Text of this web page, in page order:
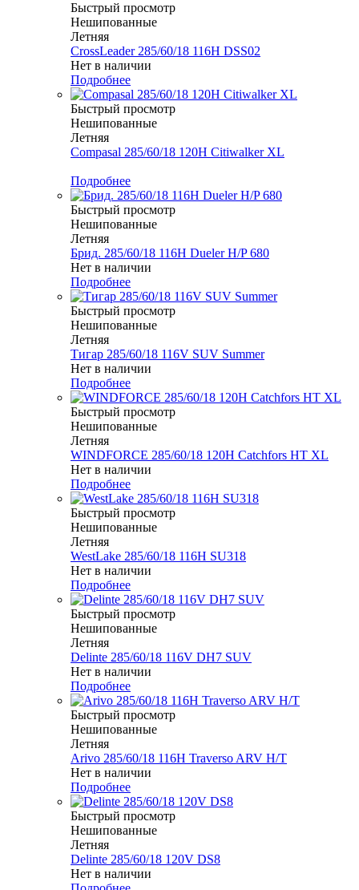
Быстрый просмотр
Нешипованные
Летняя
CrossLeader 285/60/18 116H DSS02
Нет в наличии
Подробнее
Быстрый просмотр
Нешипованные
Летняя
Compasal 285/60/18 120H Citiwalker XL
Подробнее
Быстрый просмотр
Нешипованные
Летняя
Брид. 285/60/18 116H Dueler H/P 680
Нет в наличии
Подробнее
Быстрый просмотр
Нешипованные
Летняя
Тигар 285/60/18 116V SUV Summer
Нет в наличии
Подробнее
Быстрый просмотр
Нешипованные
Летняя
WINDFORCE 285/60/18 120H Catchfors HT XL
Нет в наличии
Подробнее
Быстрый просмотр
Нешипованные
Летняя
WestLake 285/60/18 116H SU318
Нет в наличии
Подробнее
Быстрый просмотр
Нешипованные
Летняя
Delinte 285/60/18 116V DH7 SUV
Нет в наличии
Подробнее
Быстрый просмотр
Нешипованные
Летняя
Arivo 285/60/18 116H Traverso ARV H/T
Нет в наличии
Подробнее
Быстрый просмотр
Нешипованные
Летняя
Delinte 285/60/18 120V DS8
Нет в наличии